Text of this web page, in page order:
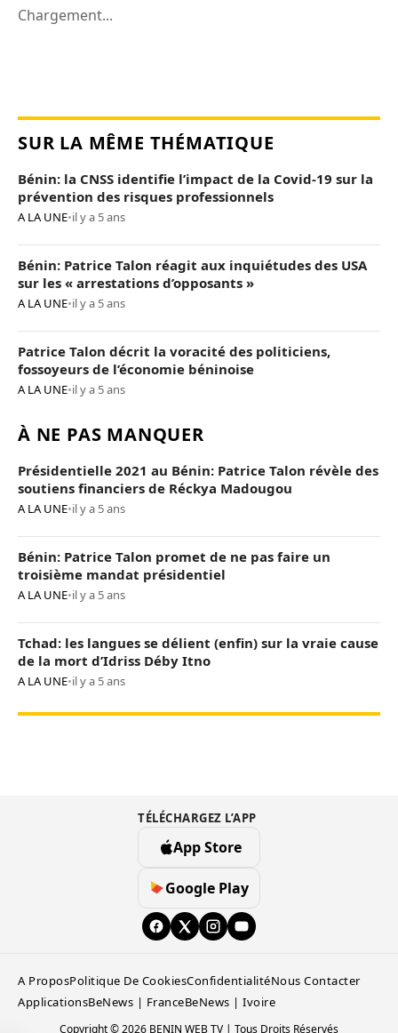
Chargement...
SUR LA MÊME THÉMATIQUE
Bénin: la CNSS identifie l’impact de la Covid-19 sur la
prévention des risques professionnels
A LA UNE•il y a 5 ans
Bénin: Patrice Talon réagit aux inquiétudes des USA
sur les « arrestations d’opposants »
A LA UNE•il y a 5 ans
Patrice Talon décrit la voracité des politiciens,
fossoyeurs de l’économie béninoise
A LA UNE•il y a 5 ans
À NE PAS MANQUER
Présidentielle 2021 au Bénin: Patrice Talon révèle des
soutiens financiers de Réckya Madougou
A LA UNE•il y a 5 ans
Bénin: Patrice Talon promet de ne pas faire un
troisième mandat présidentiel
A LA UNE•il y a 5 ans
Tchad: les langues se délient (enfin) sur la vraie cause
de la mort d’Idriss Déby Itno
A LA UNE•il y a 5 ans
TÉLÉCHARGEZ L’APP
App Store
Google Play
A ProposPolitique De CookiesConfidentialitéNous Contacter
ApplicationsBeNews | FranceBeNews | Ivoire
Copyright © 2026 BENIN WEB TV | Tous Droits Réservés